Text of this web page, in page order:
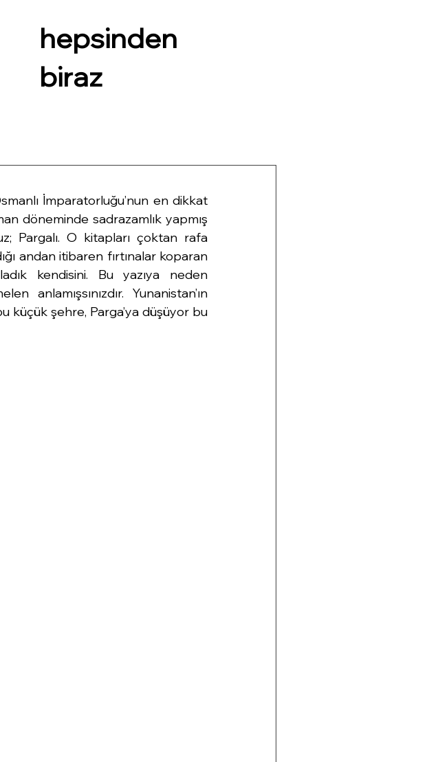
hepsinden
biraz
İmparatorluğu’nun en dikkat
döneminde sadrazamlık yapmış
Pargalı. O kitapları çoktan rafa
andan itibaren fırtınalar koparan
kendisini. Bu yazıya neden
anlamışsınızdır. Yunanistan’ın
küçük şehre, Parga’ya düşüyor bu